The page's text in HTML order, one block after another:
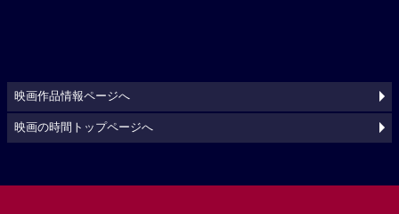
映画作品情報ページへ
映画の時間トップページへ